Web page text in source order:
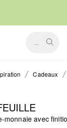
...
Cadeaux
monnaie avec